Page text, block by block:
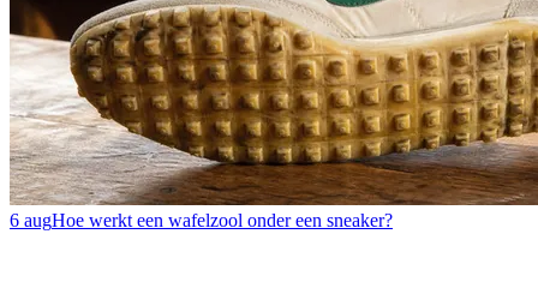
6 augHoe werkt een wafelzool onder een sneaker?